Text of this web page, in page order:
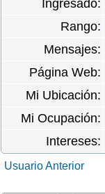
Ingresado:
Rango:
Mensajes:
Página Web:
Mi Ubicación:
Mi Ocupación:
Intereses:
Usuario Anterior